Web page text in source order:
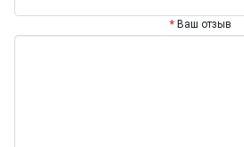
Ваш отзыв